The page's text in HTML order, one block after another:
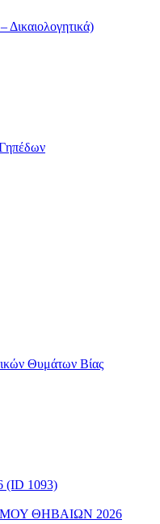
Θυμάτων Βίας
(ID 1093)
ΘΗΒΑΙΩΝ 2026